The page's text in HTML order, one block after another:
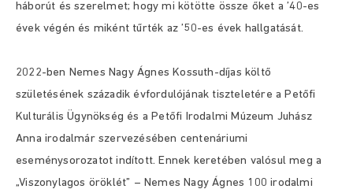
háborút és szerelmet; hogy mi kötötte össze őket a ’40-es
évek végén és miként tűrték az ’50-es évek hallgatását.
2022-ben Nemes Nagy Ágnes Kossuth-díjas költő
születésének századik évfordulójának tiszteletére a Petőfi
Kulturális Ügynökség és a Petőfi Irodalmi Múzeum Juhász
Anna irodalmár szervezésében centenáriumi
eseménysorozatot indított. Ennek keretében valósul meg a
„Viszonylagos öröklét” – Nemes Nagy Ágnes 100 irodalmi